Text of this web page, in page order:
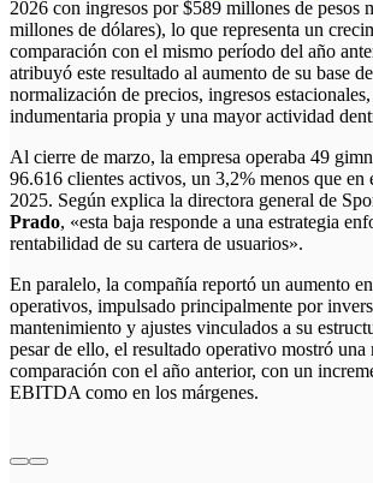
2026 con ingresos por $589 millones de pesos
millones de dólares), lo que representa un
comparación con el mismo período del año
atribuyó este resultado al aumento de su base
normalización de precios, ingresos
indumentaria propia y una mayor actividad
Al cierre de marzo, la empresa operaba 49
96.616 clientes activos, un 3,2% menos que en
2025. Según explica la directora general de
Prado, «esta baja responde a una estrategia
rentabilidad de su cartera de usuarios».
En paralelo, la compañía reportó un aumento
operativos, impulsado principalmente por
mantenimiento y ajustes vinculados a su
pesar de ello, el resultado operativo mostró una
comparación con el año anterior, con un
EBITDA como en los márgenes.